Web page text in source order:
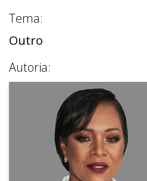
Tema:
Outro
Autoria: